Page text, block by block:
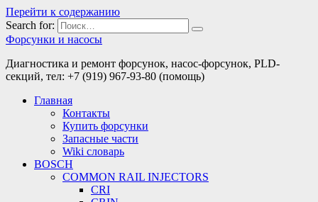
Перейти к содержанию
Search for:
Форсунки и насосы
Диагностика и ремонт форсунок, насос-форсунок, PLD-
секций, тел: +7 (919) 967-93-80 (помощь)
Главная
Контакты
Купить форсунки
Запасные части
Wiki словарь
BOSCH
COMMON RAIL INJECTORS
CRI